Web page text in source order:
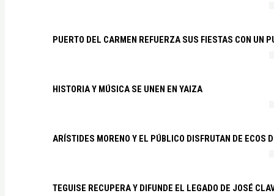
PUERTO DEL CARMEN REFUERZA SUS FIESTAS CON UN
HISTORIA Y MÚSICA SE UNEN EN YAIZA
ARÍSTIDES MORENO Y EL PÚBLICO DISFRUTAN DE ECOS
TEGUISE RECUPERA Y DIFUNDE EL LEGADO DE JOSÉ